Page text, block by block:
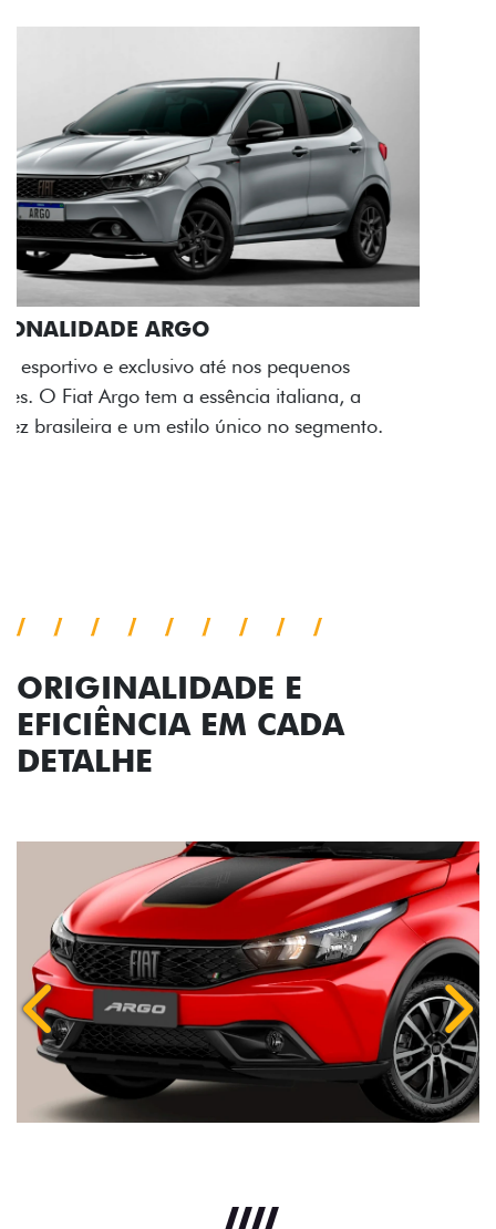
ACABAMENTO E DESIGN INTERNO
A flag italiana e o novo logo Fiat também aparecem
no interior do carro, que possui acabamento
impecável e detalhes escurecidos.
ORIGINALIDADE E
EFICIÊNCIA EM CADA
DETALHE
Anterior